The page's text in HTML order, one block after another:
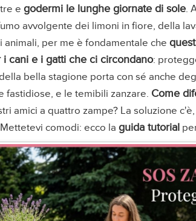
e godermi le lunghe giornate di sole.
avvolgente dei limoni in fiore, della
animali, per me è fondamentale che
i cani e i gatti che ci circondano:
bella stagione porta con sé anche
fastidiose, e le temibili zanzare. Come
amici a quattro zampe? La soluzione
comodi: ecco la guida tutorial